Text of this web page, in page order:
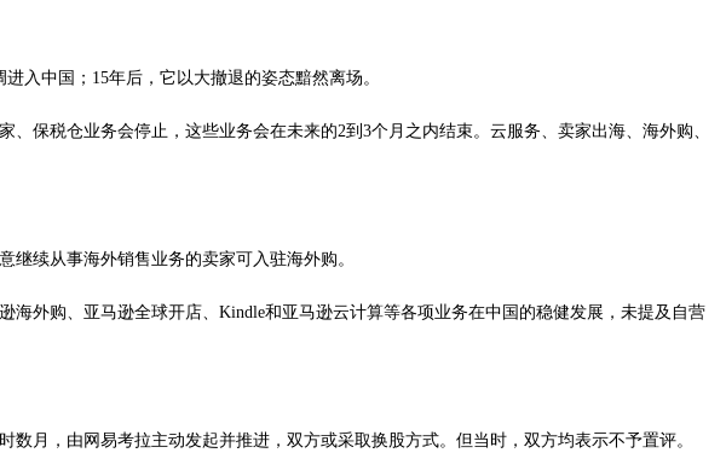
入中国；15年后，它以大撤退的姿态黯然离场。
保税仓业务会停止，这些业务会在未来的2到3个月之内结束。云服务、卖家出海、海外购、
续从事海外销售业务的卖家可入驻海外购。
外购、亚马逊全球开店、Kindle和亚马逊云计算等各项业务在中国的稳健发展，未提及自营
月，由网易考拉主动发起并推进，双方或采取换股方式。但当时，双方均表示不予置评。